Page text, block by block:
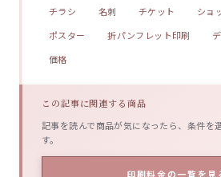
チラシ 名刺 チケット
ショ
ポスター
折パンフレット印刷
価格
この記事に関連する商品
記事を読んで商品が気になったら、条件を
す。
印刷料金の一覧を